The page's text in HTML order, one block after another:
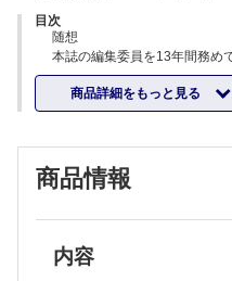
目次
随想
本誌の編集委員を13年間務め
特集 高度・中等度 動静脈
企画にあたって （杠 俊介）
顔面の巨大動静脈奇形に対し
顔面動静脈奇形の1例 （桜庭
部分切除後に残存病変からの
顔面耳介CM-AVM に対して塞
た1例 （野口美帆ほか）
商品詳細をもっと見る
商品情報
内容